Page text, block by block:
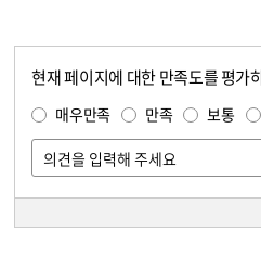
현재 페이지에 대한 만족도를 평가
매우만족 만족 보통